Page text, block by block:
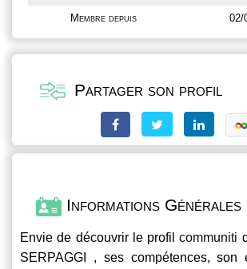
Membre depuis 02/
Partager son profil
Informations Générales
Envie de découvrir le profilcommuniti
SERPAGGI , ses compétences, son